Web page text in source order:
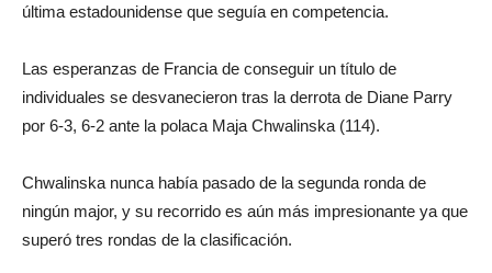
última estadounidense que seguía en competencia.
Las esperanzas de Francia de conseguir un título de
individuales se desvanecieron tras la derrota de Diane Parry
por 6-3, 6-2 ante la polaca Maja Chwalinska (114).
Chwalinska nunca había pasado de la segunda ronda de
ningún major, y su recorrido es aún más impresionante ya que
superó tres rondas de la clasificación.